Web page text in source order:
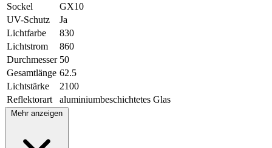
Sockel
GX10
UV-Schutz
Ja
Lichtfarbe
830
Lichtstrom
860
Durchmesser 50
Gesamtlänge 62.5
Lichtstärke
2100
Reflektorart
aluminiumbeschichtetes Glas
Mehr anzeigen